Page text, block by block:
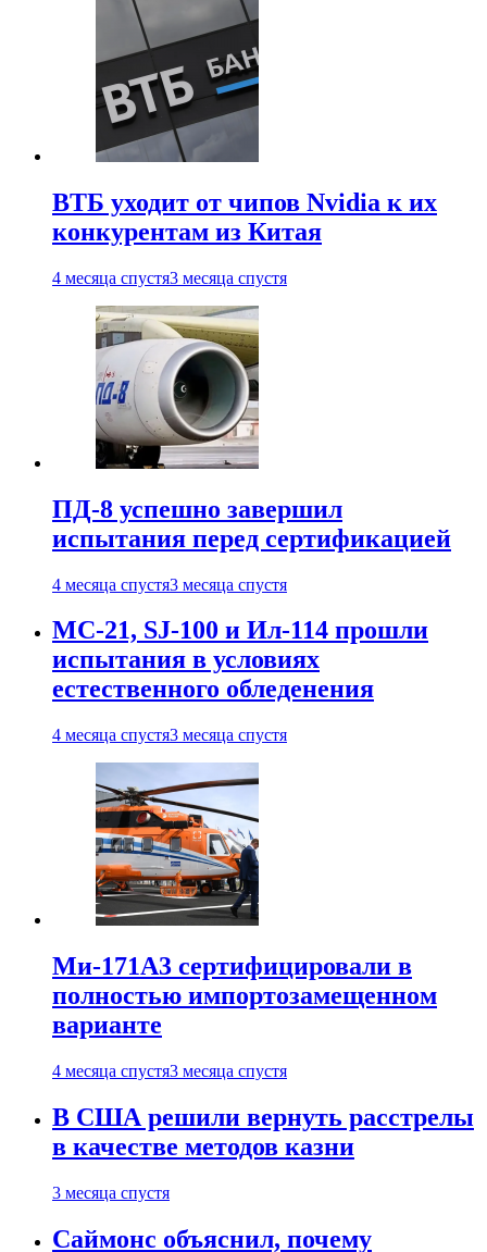
ВТБ уходит от чипов Nvidia к их
конкурентам из Китая
4 месяца спустя3 месяца спустя
ПД-8 успешно завершил
испытания перед сертификацией
4 месяца спустя3 месяца спустя
МС-21, SJ-100 и Ил-114 прошли
испытания в условиях
естественного обледенения
4 месяца спустя3 месяца спустя
Ми-171А3 сертифицировали в
полностью импортозамещенном
варианте
4 месяца спустя3 месяца спустя
В США решили вернуть расстрелы
в качестве методов казни
3 месяца спустя
Саймонс объяснил, почему